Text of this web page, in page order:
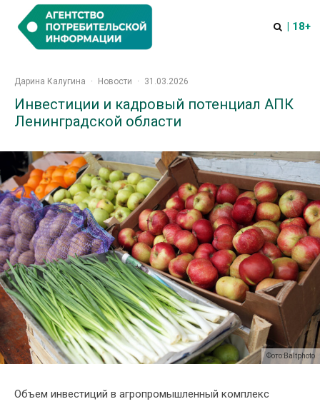
| 18+
Дарина Калугина · Новости · 31.03.2026
Инвестиции и кадровый потенциал АПК
Ленинградской области
Фото:Baltphoto
Объем инвестиций в агропромышленный комплекс